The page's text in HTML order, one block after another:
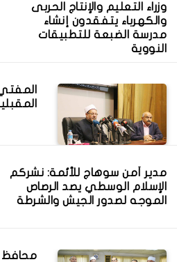
وزراء التعليم والإنتاج الحربى
والكهرباء يتفقدون إنشاء
مدرسة الضبعة للتطبيقات
النووية
المفتي
مدير أمن سوهاج للأئمة: نشركم
الإسلام الوسطي يصد الرصاص
الموجه لصدور الجيش والشرطة
محافظ